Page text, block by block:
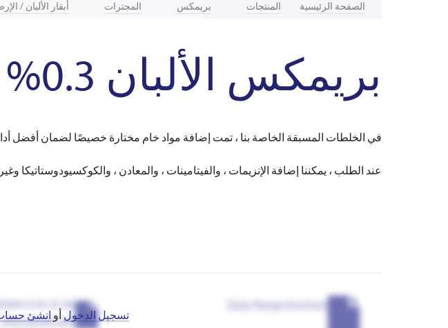
الصفحة الرئيسية المنتجات بريمكس المجترات أبقار الألبان /
بريمكس الألبان 0.3%
في الخلطات المسبقة الخاصة بنا ، تمت إضافة مواد خام مختارة خصيصًا لضمان أفضل
عند الطلب ، يمكننا إضافة الإنزيمات ، والفيتامينات ، والمعادن ،
Dairy Range brochure
0.3% (E+B)
(feed grade).pdfتسجيل الدخول أو انشئ